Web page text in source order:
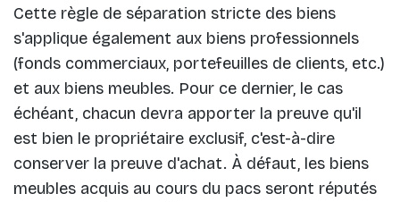
Cette règle de séparation stricte des biens
s'applique également aux biens professionnels
(fonds commerciaux, portefeuilles de clients, etc.)
et aux biens meubles. Pour ce dernier, le cas
échéant, chacun devra apporter la preuve qu'il
est bien le propriétaire exclusif, c'est-à-dire
conserver la preuve d'achat. À défaut, les biens
meubles acquis au cours du pacs seront réputés